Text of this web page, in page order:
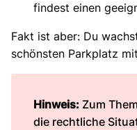
findest einen
Fakt ist aber: Du
schönsten Parkplatz
Hinweis: Zum
die rechtliche